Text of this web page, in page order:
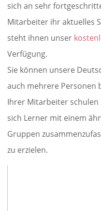
sich an sehr
Mitarbeiter ihr aktuelles
steht ihnen unser
Verfügung.
Sie können unsere
auch mehrere Personen
Ihrer Mitarbeiter
sich Lerner mit einem
Gruppen
zu erzielen.